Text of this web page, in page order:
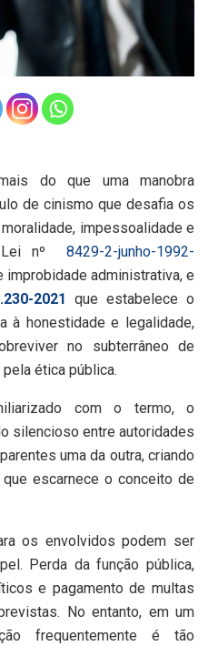
do que uma manobra
de cinismo que desafia os
impessoalidade e
Lei nº 8429-2-junho-1992-
improbidade administrativa, e
2021
que estabelece o
à honestidade e legalidade,
no subterrâneo de
ética pública.
com o termo, o
silencioso entre autoridades
uma da outra, criando
escarnece o conceito de
os envolvidos podem ser
Perda da função pública,
e pagamento de multas
No entanto, em um
frequentemente é tão